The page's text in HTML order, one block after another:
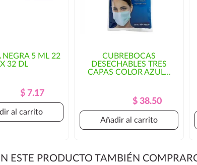
NEGRA 5 ML 22
X 32 DL
Precio
Regular
Precio
$ 7.17
al carrito
CUBREBOCAS
DESECHABLES TRES
CAPAS COLOR AZUL...
Precio
Regular
Precio
$ 38.50
Añadir al carrito
ESTE PRODUCTO TAMBIÉN